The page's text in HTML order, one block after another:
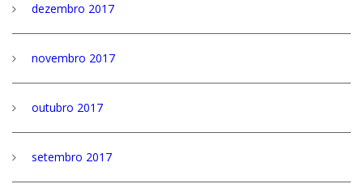
dezembro 2017
novembro 2017
outubro 2017
setembro 2017